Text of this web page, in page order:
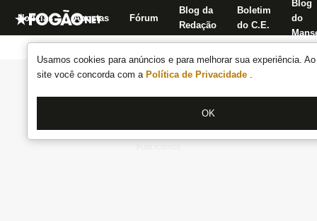
Usamos cookies para anúncios e para melhorar sua experiência.
site você concorda com a Política de Privacidade .
OK
Notícias Apostas Fórum
Blog da
Redação
Boletim
do C.E.
Blog
do